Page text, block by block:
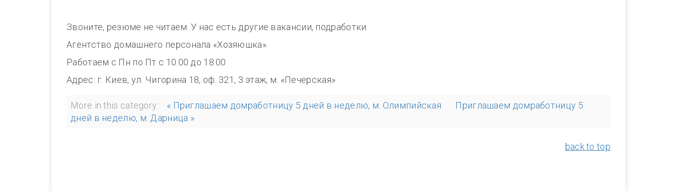
Звоните, резюме не читаем. У нас есть другие вакансии, подработки.
Агентство домашнего персонала «Хозяюшка».
Работаем с Пн по Пт с 10.00 до 18.00
Адрес: г. Киев, ул. Чигорина 18, оф. 321, 3 этаж, м. «Печерская»
More in this category: « Приглашаем домработницу 5 дней в неделю, м. Олимпийская
Приглашаем домработницу 5
дней в неделю, м. Дарница »
back to top